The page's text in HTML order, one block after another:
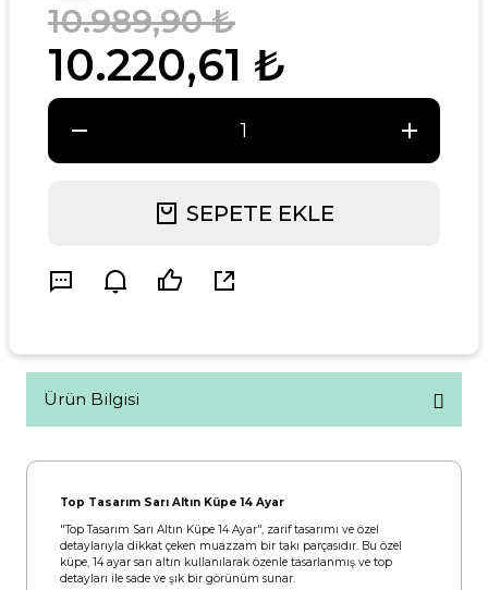
10.220,61 ₺
10.989,90 ₺
SEPETE EKLE
Ürün Bilgisi
Top Tasarım Sarı Altın Küpe 14 Ayar
"Top Tasarım Sarı Altın Küpe 14 Ayar", zarif tasarımı ve özel
detaylarıyla dikkat çeken muazzam bir takı parçasıdır. Bu özel
küpe, 14 ayar sarı altın kullanılarak özenle tasarlanmış ve top
detayları ile sade ve şık bir görünüm sunar.